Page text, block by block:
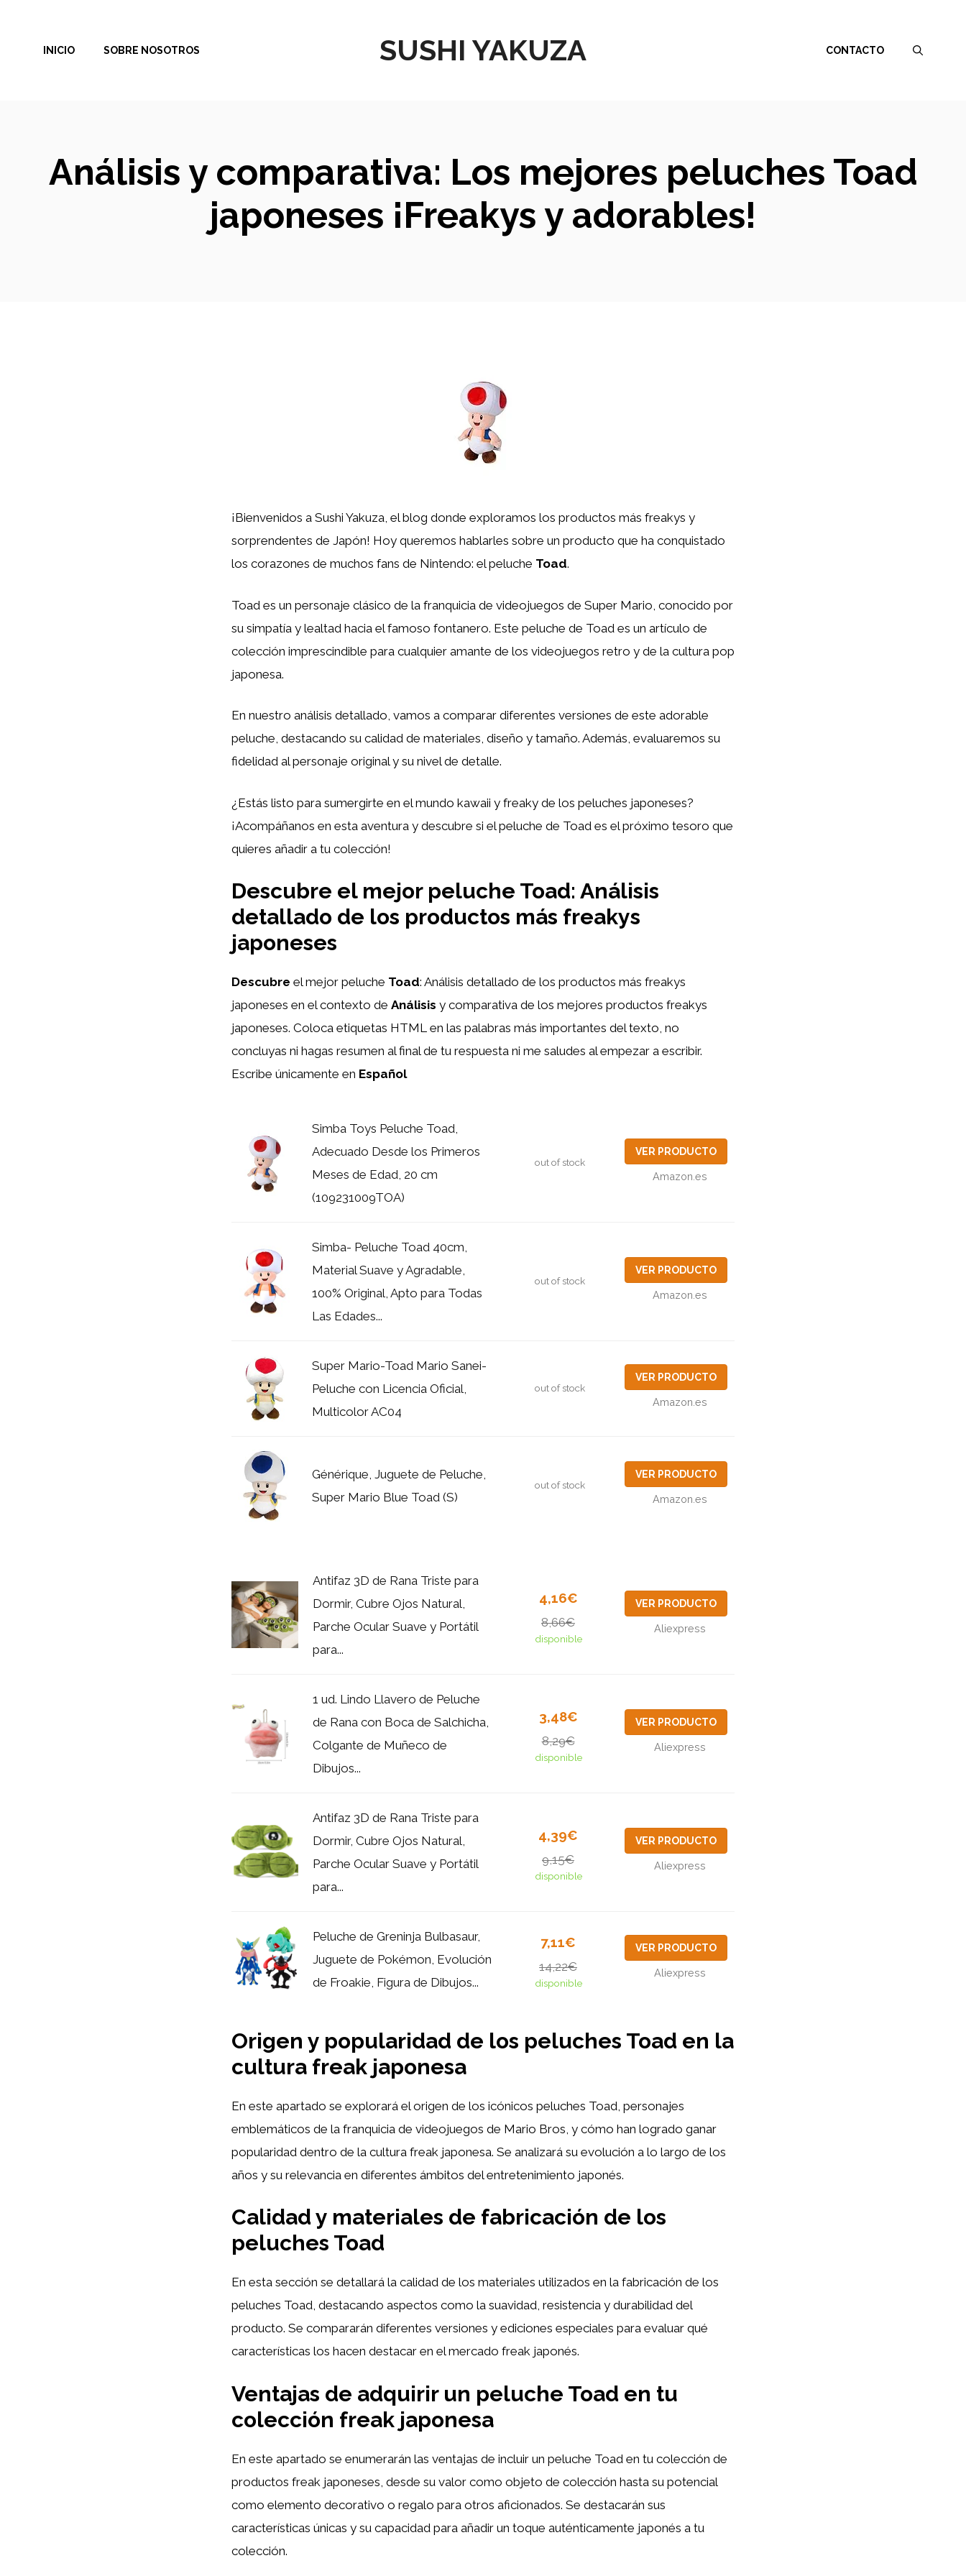
contenido
SUSHI YAKUZA
INICIO SOBRE NOSOTROS CONTACTO
Análisis y comparativa: Los mejores peluches Toad
japoneses ¡Freakys y adorables!
¡Bienvenidos a Sushi Yakuza, el blog donde exploramos los productos más freakys y
sorprendentes de Japón! Hoy queremos hablarles sobre un producto que ha conquistado
los corazones de muchos fans de Nintendo: el peluche Toad.
Toad es un personaje clásico de la franquicia de videojuegos de Super Mario, conocido por
su simpatía y lealtad hacia el famoso fontanero. Este peluche de Toad es un artículo de
colección imprescindible para cualquier amante de los videojuegos retro y de la cultura pop
japonesa.
En nuestro análisis detallado, vamos a comparar diferentes versiones de este adorable
peluche, destacando su calidad de materiales, diseño y tamaño. Además, evaluaremos su
fidelidad al personaje original y su nivel de detalle.
¿Estás listo para sumergirte en el mundo kawaii y freaky de los peluches japoneses?
¡Acompáñanos en esta aventura y descubre si el peluche de Toad es el próximo tesoro que
quieres añadir a tu colección!
Descubre el mejor peluche Toad: Análisis
detallado de los productos más freakys
japoneses
Descubre el mejor peluche Toad: Análisis detallado de los productos más freakys
japoneses en el contexto de Análisis y comparativa de los mejores productos freakys
japoneses. Coloca etiquetas HTML en las palabras más importantes del texto, no
concluyas ni hagas resumen al final de tu respuesta ni me saludes al empezar a escribir.
Escribe únicamente en Español
Simba Toys Peluche Toad,
Adecuado Desde los Primeros
Meses de Edad, 20 cm
(109231009TOA)
out of stock
VER PRODUCTO
Amazon.es
Simba- Peluche Toad 40cm,
Material Suave y Agradable,
100% Original, Apto para Todas
Las Edades...
out of stock
VER PRODUCTO
Amazon.es
Super Mario-Toad Mario Sanei-
Peluche con Licencia Oficial,
Multicolor AC04
out of stock
VER PRODUCTO
Amazon.es
Générique, Juguete de Peluche,
Super Mario Blue Toad (S)
out of stock
VER PRODUCTO
Amazon.es
Antifaz 3D de Rana Triste para
Dormir, Cubre Ojos Natural,
Parche Ocular Suave y Portátil
para...
4,16€
8,66€
disponible
VER PRODUCTO
Aliexpress
1 ud. Lindo Llavero de Peluche
de Rana con Boca de Salchicha,
Colgante de Muñeco de
Dibujos...
3,48€
8,29€
disponible
VER PRODUCTO
Aliexpress
Antifaz 3D de Rana Triste para
Dormir, Cubre Ojos Natural,
Parche Ocular Suave y Portátil
para...
4,39€
9,15€
disponible
VER PRODUCTO
Aliexpress
Peluche de Greninja Bulbasaur,
Juguete de Pokémon, Evolución
de Froakie, Figura de Dibujos...
7,11€
14,22€
disponible
VER PRODUCTO
Aliexpress
Origen y popularidad de los peluches Toad en la
cultura freak japonesa
En este apartado se explorará el origen de los icónicos peluches Toad, personajes
emblemáticos de la franquicia de videojuegos de Mario Bros, y cómo han logrado ganar
popularidad dentro de la cultura freak japonesa. Se analizará su evolución a lo largo de los
años y su relevancia en diferentes ámbitos del entretenimiento japonés.
Calidad y materiales de fabricación de los
peluches Toad
En esta sección se detallará la calidad de los materiales utilizados en la fabricación de los
peluches Toad, destacando aspectos como la suavidad, resistencia y durabilidad del
producto. Se compararán diferentes versiones y ediciones especiales para evaluar qué
características los hacen destacar en el mercado freak japonés.
Ventajas de adquirir un peluche Toad en tu
colección freak japonesa
En este apartado se enumerarán las ventajas de incluir un peluche Toad en tu colección de
productos freak japoneses, desde su valor como objeto de colección hasta su potencial
como elemento decorativo o regalo para otros aficionados. Se destacarán sus
características únicas y su capacidad para añadir un toque auténticamente japonés a tu
colección.